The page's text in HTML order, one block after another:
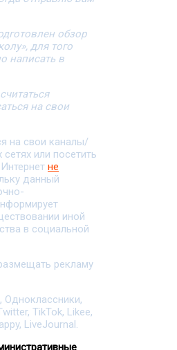
обзор
для того
написать в
на свои
на свои каналы/
или посетить
не
данный
иной
в социальной
рекламу
Одноклассники,
TikTok, Likee,
LiveJournal.